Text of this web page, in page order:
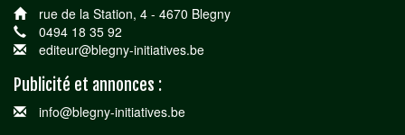
rue de la Station, 4 - 4670 Blegny
0494 18 35 92
editeur@blegny-initiatives.be
Publicité et annonces :
info@blegny-initiatives.be